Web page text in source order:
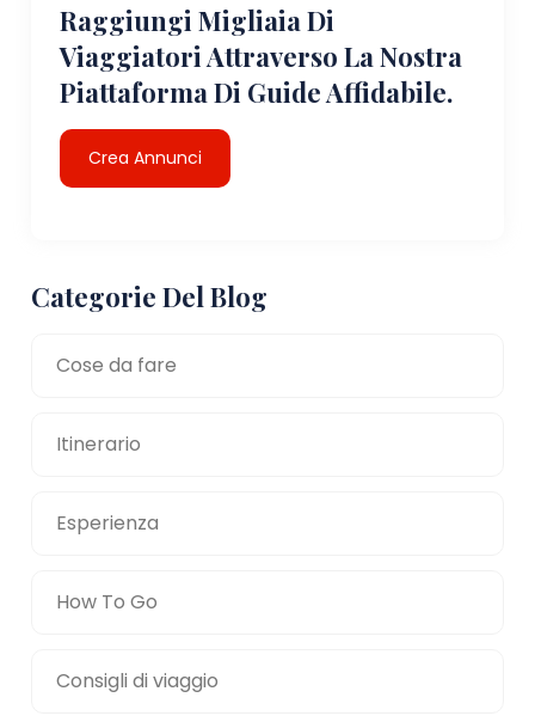
Raggiungi Migliaia Di
Viaggiatori Attraverso La Nostra
Piattaforma Di Guide Affidabile.
Crea Annunci
Categorie Del Blog
Cose da fare
Itinerario
Esperienza
How To Go
Consigli di viaggio